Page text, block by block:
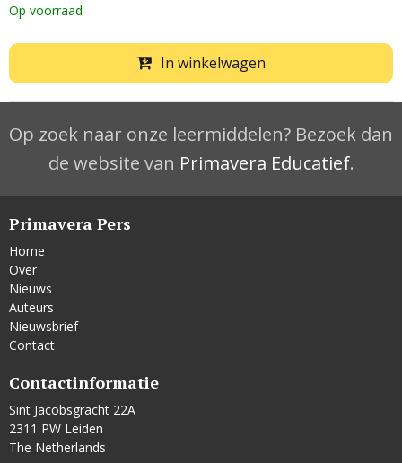
Op voorraad
In winkelwagen
Op zoek naar onze leermiddelen? Bezoek dan
de website van Primavera Educatief.
Primavera Pers
Home
Over
Nieuws
Auteurs
Nieuwsbrief
Contact
Contactinformatie
Sint Jacobsgracht 22A
2311 PW Leiden
The Netherlands